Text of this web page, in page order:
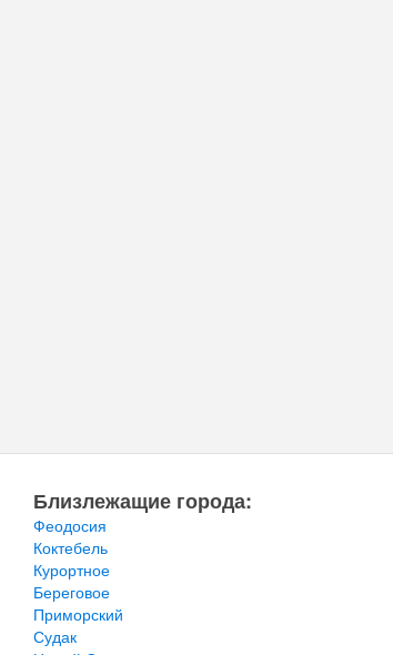
Близлежащие города:
Феодосия
Коктебель
Курортное
Береговое
Приморский
Судак